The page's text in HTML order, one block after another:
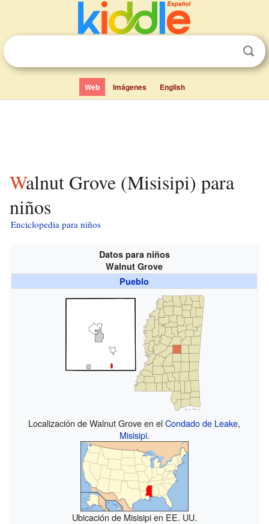
Web Imágenes English
Walnut Grove (Misisipi) para
niños
Enciclopedia para niños
Datos para niños
Walnut Grove
Pueblo
Localización de Walnut Grove en elCondado de Leake,
Misisipi.
Ubicación de Misisipi en EE. UU.